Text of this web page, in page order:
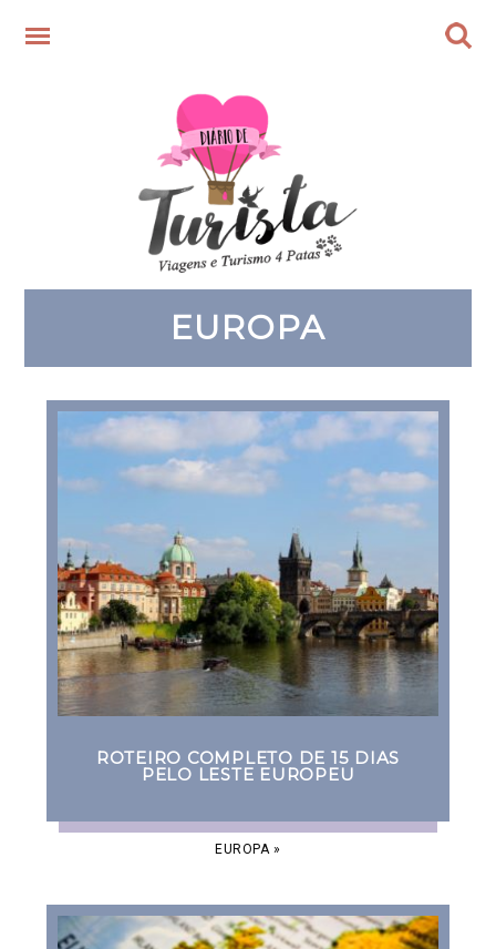
EUROPA
ROTEIRO COMPLETO DE 15 DIAS
PELO LESTE EUROPEU
EUROPA»